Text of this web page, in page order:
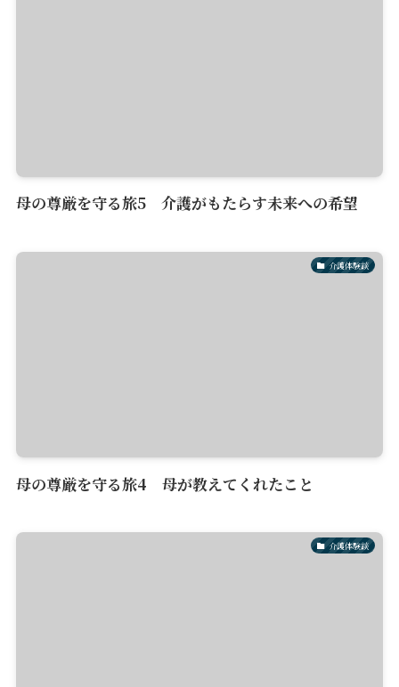
母の尊厳を守る旅5 介護がもたらす未来への希望
介護体験談
母の尊厳を守る旅4 母が教えてくれたこと
介護体験談